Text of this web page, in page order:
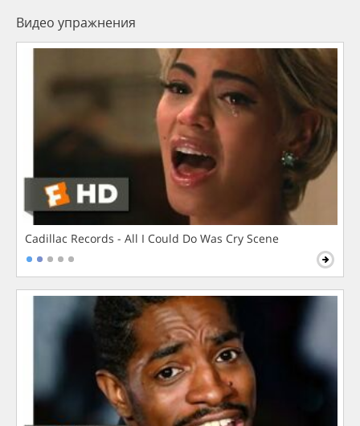
Видео упражнения
Cadillac Records - All I Could Do Was Cry Scene